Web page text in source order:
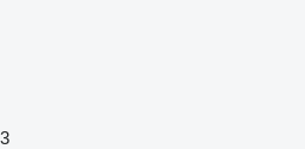
3